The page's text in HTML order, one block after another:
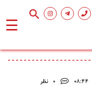
☰
۰۸:۴۴ 0 نظر